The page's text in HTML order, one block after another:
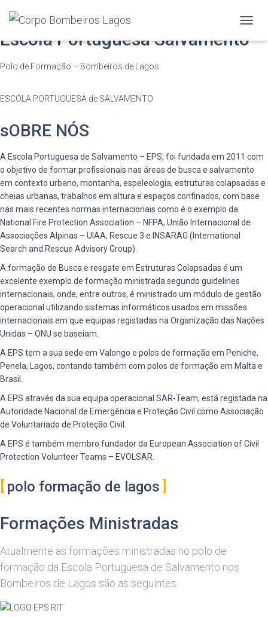
L
V
E
A
Ç
O
Escola Portuguesa Salvamento
Polo de Formação – Bombeiros de Lagos
ESCOLA PORTUGUESA de SALVAMENTO
sOBRE NÓS
A Escola Portuguesa de Salvamento – EPS, foi fundada em 2011 com
o objetivo de formar profissionais nas áreas de busca e salvamento
em contexto urbano, montanha, espeleologia, estruturas colapsadas e
cheias urbanas, trabalhos em altura e espaços confinados, com base
nas mais recentes normas internacionais como é o exemplo da
National Fire Protection Association – NFPA, União Internacional de
Associações Alpinas – UIAA, Rescue 3 e INSARAG (International
Search and Rescue Advisory Group).
A formação de Busca e resgate em Estruturas Colapsadas é um
excelente exemplo de formação ministrada segundo guidelines
internacionais, onde, entre outros, é ministrado um módulo de gestão
operacional utilizando sistemas informáticos usados em missões
internacionais em que equipas registadas na Organização das Nações
Unidas – ONU se baseiam.
A EPS tem a sua sede em Valongo e polos de formação em Peniche,
Penela, Lagos, contando também com polos de formação em Malta e
Brasil.
A EPS através da sua equipa operacional SAR-Team, está registada na
Autoridade Nacional de Emergência e Proteção Civil como Associação
de Voluntariado de Proteção Civil.
A EPS é também membro fundador da European Association of Civil
Protection Volunteer Teams – EVOLSAR.
polo formação de lagos
Formações Ministradas
Atualmente as formações ministradas no polo de
formação da Escola Portuguesa de Salvamento nos
Bombeiros de Lagos são as seguintes: